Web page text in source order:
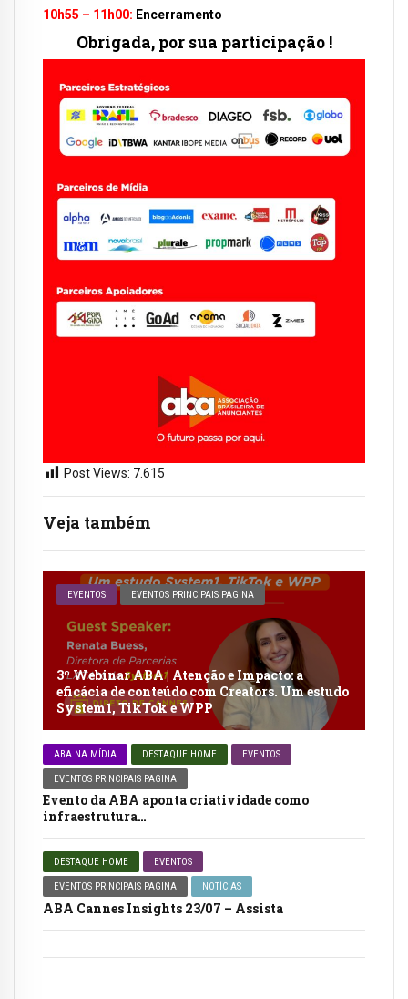
Veja também
EVENTOS EVENTOS PRINCIPAIS PAGINA
3º Webinar ABA | Atenção e Impacto: a
eficácia de conteúdo com Creators. Um estudo
System1, TikTok e WPP
ABA NA MÍDIA DESTAQUE HOME EVENTOS
EVENTOS PRINCIPAIS PAGINA
Evento da ABA aponta criatividade como
infraestrutura…
DESTAQUE HOME EVENTOS
EVENTOS PRINCIPAIS PAGINA NOTÍCIAS
ABA Cannes Insights 23/07 – Assista
10h55 – 11h00: Encerramento
Obrigada, por sua participação !
Post Views: 7.615